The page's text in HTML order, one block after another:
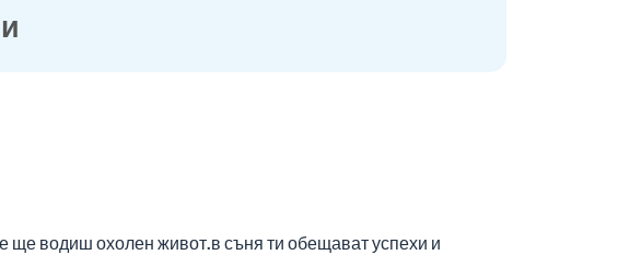
ще водиш охолен живот.в съня ти обещават успехи и